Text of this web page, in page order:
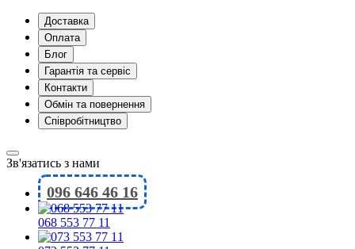
Доставка
Оплата
Блог
Гарантія та сервіс
Контакти
Обмін та повернення
Співробітництво
Зв'язатись з нами
096 646 46 16
068 553 77 11